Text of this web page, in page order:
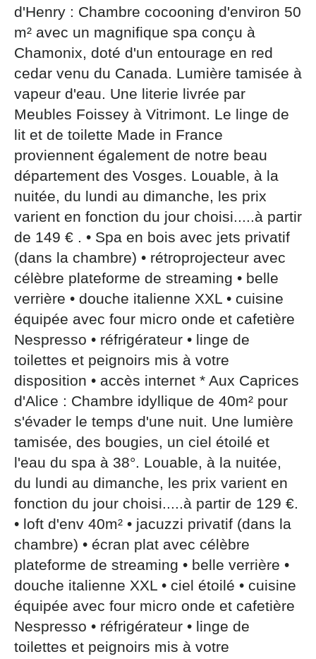
d'Henry : Chambre cocooning d'environ 50
m² avec un magnifique spa conçu à
Chamonix, doté d'un entourage en red
cedar venu du Canada. Lumière tamisée à
vapeur d'eau. Une literie livrée par
Meubles Foissey à Vitrimont. Le linge de
lit et de toilette Made in France
proviennent également de notre beau
département des Vosges. Louable, à la
nuitée, du lundi au dimanche, les prix
varient en fonction du jour choisi.....à partir
de 149 € . • Spa en bois avec jets privatif
(dans la chambre) • rétroprojecteur avec
célèbre plateforme de streaming • belle
verrière • douche italienne XXL • cuisine
équipée avec four micro onde et cafetière
Nespresso • réfrigérateur • linge de
toilettes et peignoirs mis à votre
disposition • accès internet * Aux Caprices
d'Alice : Chambre idyllique de 40m² pour
s'évader le temps d'une nuit. Une lumière
tamisée, des bougies, un ciel étoilé et
l'eau du spa à 38°. Louable, à la nuitée,
du lundi au dimanche, les prix varient en
fonction du jour choisi.....à partir de 129 €.
• loft d'env 40m² • jacuzzi privatif (dans la
chambre) • écran plat avec célèbre
plateforme de streaming • belle verrière •
douche italienne XXL • ciel étoilé • cuisine
équipée avec four micro onde et cafetière
Nespresso • réfrigérateur • linge de
toilettes et peignoirs mis à votre
reCAPTCHA